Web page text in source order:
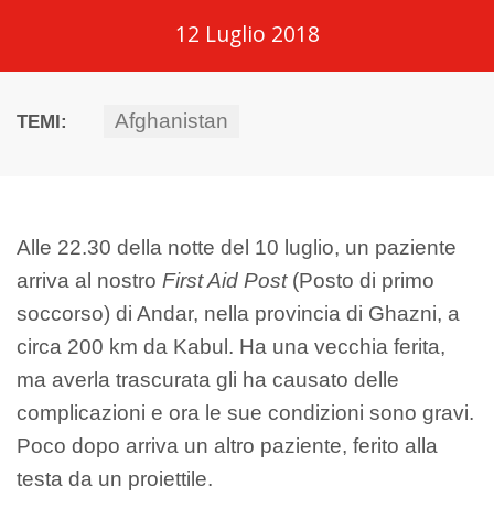
12 Luglio 2018
TEMI: Afghanistan
Alle 22.30 della notte del 10 luglio, un paziente
arriva al nostro First Aid Post(Posto di primo
soccorso) di Andar, nella provincia di Ghazni, a
circa 200 km da Kabul. Ha una vecchia ferita,
ma averla trascurata gli ha causato delle
complicazioni e ora le sue condizioni sono gravi.
Poco dopo arriva un altro paziente, ferito alla
testa da un proiettile.